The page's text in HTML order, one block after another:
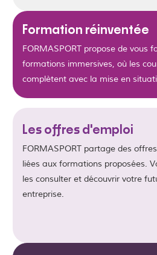
Formation réinventée
FORMASPORT propose de vous
formations immersives, où les
complètent avec la mise en
Les offres d'emploi
FORMASPORT partage des
liées aux formations proposées.
les consulter et découvrir votre
entreprise.